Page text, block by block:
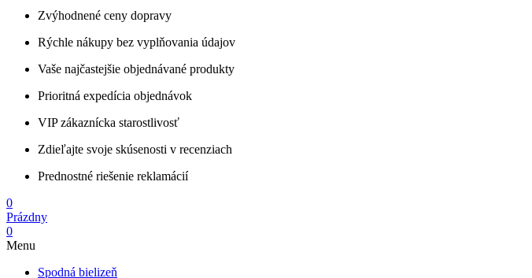
Zvýhodnené ceny dopravy
Rýchle nákupy bez vyplňovania údajov
Vaše najčastejšie objednávané produkty
Prioritná expedícia objednávok
VIP zákaznícka starostlivosť
Zdieľajte svoje skúsenosti v recenziach
Prednostné riešenie reklamácií
0
Prázdny
0
Menu
Spodná bielizeň